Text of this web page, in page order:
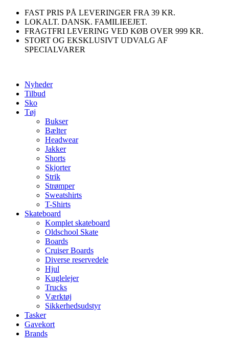
Videre
indhold
FAST PRIS PÅ LEVERINGER FRA 39 KR.
LOKALT. DANSK. FAMILIEEJET.
FRAGTFRI LEVERING VED KØB OVER 999 KR.
STORT OG EKSKLUSIVT UDVALG AF
SPECIALVARER
Nyheder
Tilbud
Sko
Tøj
Bukser
Bælter
Headwear
Jakker
Shorts
Skjorter
Strik
Strømper
Sweatshirts
T-Shirts
Skateboard
Komplet skateboard
Oldschool Skate
Boards
Cruiser Boards
Diverse reservedele
Hjul
Kuglelejer
Trucks
Værktøj
Sikkerhedsudstyr
Tasker
Gavekort
Brands